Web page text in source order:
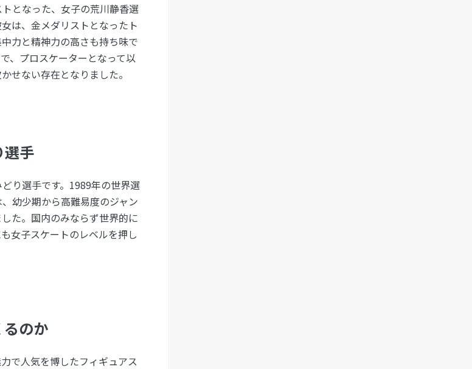
となった、女子の荒川静香選
は、金メダリストとなったト
力と精神力の高さも持ち味で
、プロスケーターとなって以
せない存在となりました。
選手
り選手です。1989年の世界選
幼少期から高難易度のジャン
た。国内のみならず世界的に
女子スケートのレベルを押し
のか
で人気を博したフィギュアス